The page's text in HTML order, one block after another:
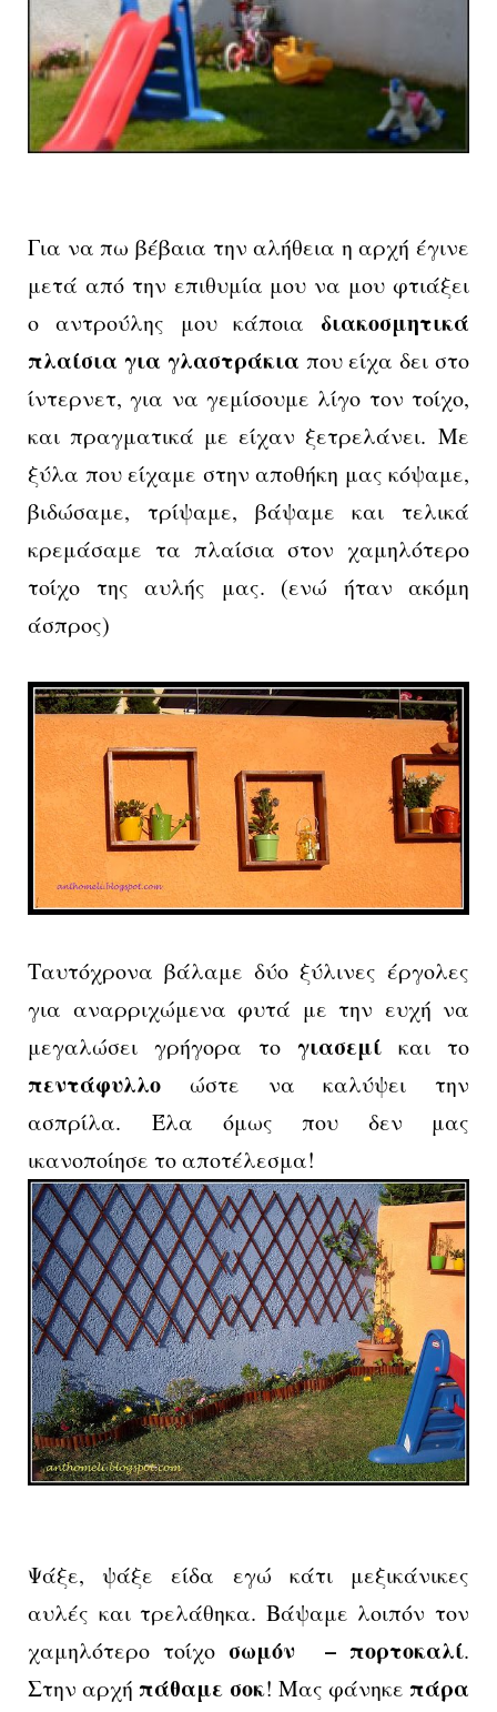
Για να πω βέβαια την αλήθεια η αρχή έγινε
μετά από την επιθυμία μου να μου φτιάξει
ο αντρούλης μου κάποια διακοσμητικά
πλαίσια για γλαστράκια που είχα δει στο
ίντερνετ, για να γεμίσουμε λίγο τον τοίχο,
και πραγματικά με είχαν ξετρελάνει. Με
ξύλα που είχαμε στην αποθήκη μας κόψαμε,
βιδώσαμε, τρίψαμε, βάψαμε και τελικά
κρεμάσαμε τα πλαίσια στον χαμηλότερο
τοίχο της αυλής μας. (ενώ ήταν ακόμη
άσπρος)
Ταυτόχρονα βάλαμε δύο ξύλινες έργολες
για αναρριχώμενα φυτά με την ευχή να
μεγαλώσει γρήγορα το γιασεμί και το
πεντάφυλλο ώστε να καλύψει την
ασπρίλα. Έλα όμως που δεν μας
ικανοποίησε το αποτέλεσμα!
Ψάξε, ψάξε είδα εγώ κάτι μεξικάνικες
αυλές και τρελάθηκα. Βάψαμε λοιπόν τον
χαμηλότερο τοίχο σωμόν – πορτοκαλί.
Στην αρχή πάθαμε σοκ! Μας φάνηκε πάρα